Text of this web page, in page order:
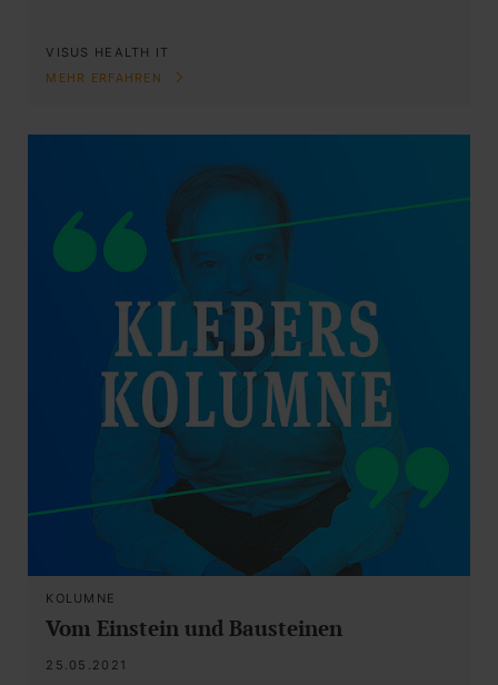
VISUS HEALTH IT
MEHR ERFAHREN
KOLUMNE
Vom Einstein und Bausteinen
25.05.2021